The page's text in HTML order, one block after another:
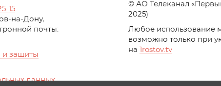
15.
на-Дону,
почты:
и защиты
данных
© АО Телеканал
2025)
Любое использование
возможно только при
на
rostov.tv